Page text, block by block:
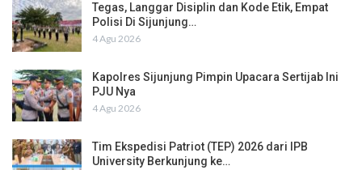
Tegas, Langgar Disiplin dan Kode Etik, Empat
Polisi Di Sijunjung…
4 Agu 2026
Kapolres Sijunjung Pimpin Upacara Sertijab Ini
PJU Nya
4 Agu 2026
Tim Ekspedisi Patriot (TEP) 2026 dari IPB
University Berkunjung ke…